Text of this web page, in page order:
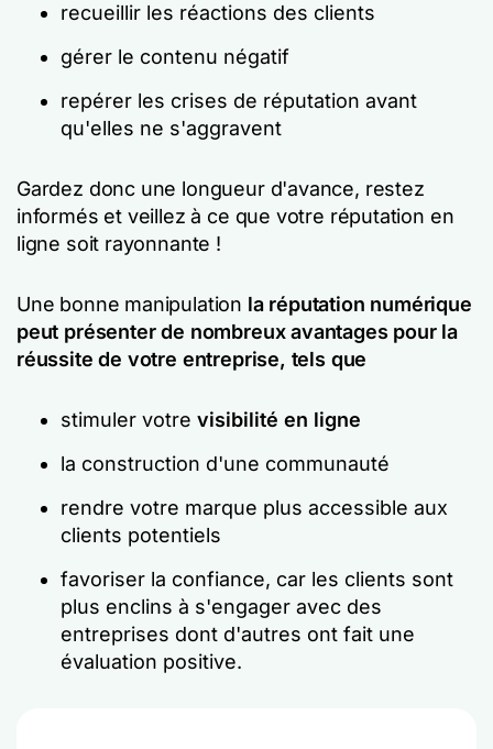
recueillir les réactions des clients
gérer le contenu négatif
repérer les crises de réputation avant
qu'elles ne s'aggravent
Gardez donc une longueur d'avance, restez
informés et veillez à ce que votre réputation en
ligne soit rayonnante !
Une bonne manipulation la réputation numérique
peut présenter de nombreux avantages pour la
réussite de votre entreprise, tels que
stimuler votre visibilité en ligne
la construction d'une communauté
rendre votre marque plus accessible aux
clients potentiels
favoriser la confiance, car les clients sont
plus enclins à s'engager avec des
entreprises dont d'autres ont fait une
évaluation positive.